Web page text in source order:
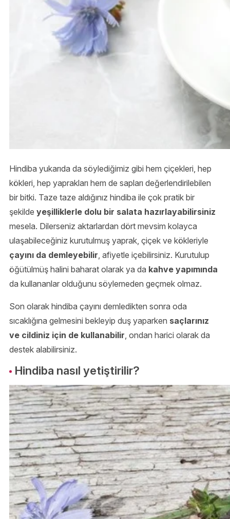
Hindiba yukarıda da söylediğimiz gibi hem çiçekleri, hep
kökleri, hep yaprakları hem de sapları değerlendirilebilen
bir bitki. Taze taze aldığınız hindiba ile çok pratik bir
şekilde yeşilliklerle dolu bir salata hazırlayabilirsiniz
mesela. Dilerseniz aktarlardan dört mevsim kolayca
ulaşabileceğiniz kurutulmuş yaprak, çiçek ve kökleriyle
çayını da demleyebilir, afiyetle içebilirsiniz. Kurutulup
öğütülmüş halini baharat olarak ya da kahve yapımında
da kullananlar olduğunu söylemeden geçmek olmaz.
Son olarak hindiba çayını demledikten sonra oda
sıcaklığına gelmesini bekleyip duş yaparken saçlarınız
ve cildiniz için de kullanabilir, ondan harici olarak da
destek alabilirsiniz.
Hindiba nasıl yetiştirilir?